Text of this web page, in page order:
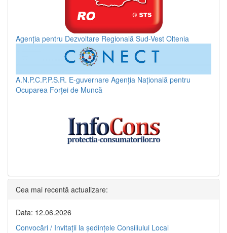
Agenția pentru Dezvoltare Regională Sud-Vest Oltenia
A.N.P.C.P.P.S.R. E-guvernare Agenția Națională pentru
Ocuparea Forței de Muncă
Cea mai recentă actualizare:
Data: 12.06.2026
Convocări / Invitaţii la şedinţele Consiliului Local